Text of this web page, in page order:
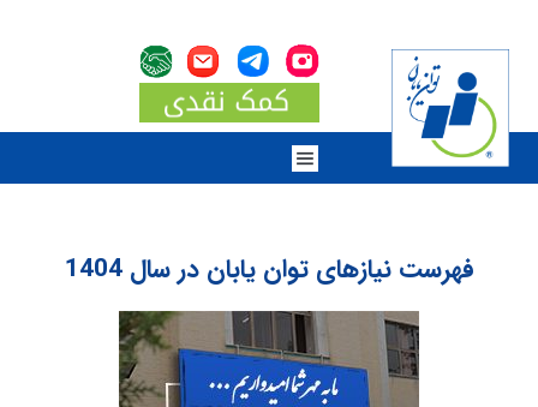
فهرست نیازهای توان یابان در سال 1404